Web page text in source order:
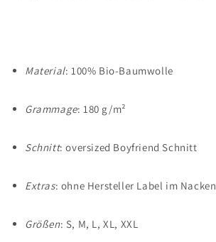
Material: 100% Bio-Baumwolle
Grammage: 180 g/m²
Schnitt: oversized Boyfriend Schnitt
Extras: ohne Hersteller Label im Nacken
Größen: S, M, L, XL, XXL